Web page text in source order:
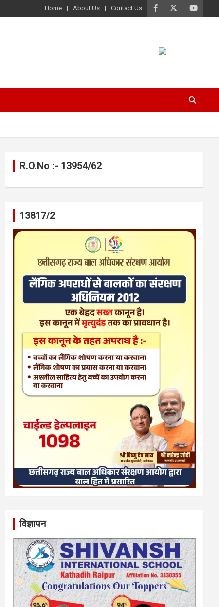
Home About Us Contact Us
R.O.No :- 13954/62
13817/2
विज्ञापन